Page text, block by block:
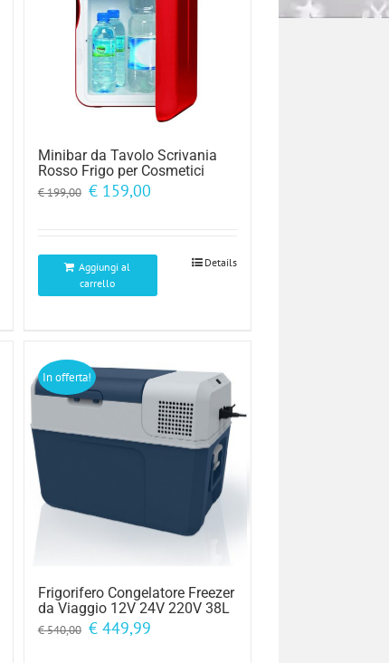
Minibar da Tavolo Scrivania
Rosso Frigo per Cosmetici
€199,00 Il
€ 199,00.
€159,00Il
€ 159,00.
Aggiungi al
carrello
Details
In offerta!
Frigorifero Congelatore Freezer
da Viaggio 12V 24V 220V 38L
€540,00 Il
€449,99Il